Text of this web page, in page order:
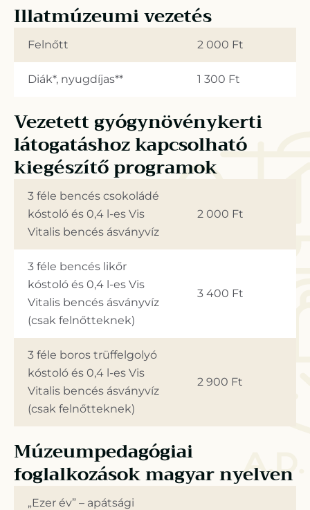
Illatmúzeumi vezetés
Felnőtt 2 000 Ft
Diák*, nyugdíjas** 1 300 Ft
Vezetett gyógynövénykerti
látogatáshoz kapcsolható
kiegészítő programok
3 féle bencés csokoládé
kóstoló és 0,4 l-es Vis
Vitalis bencés ásványvíz
2 000 Ft
3 féle bencés likőr
kóstoló és 0,4 l-es Vis
Vitalis bencés ásványvíz
(csak felnőtteknek)
3 400 Ft
3 féle boros trüffelgolyó
kóstoló és 0,4 l-es Vis
Vitalis bencés ásványvíz
(csak felnőtteknek)
2 900 Ft
Múzeumpedagógiai
foglalkozások magyar nyelven
„Ezer év” – apátsági